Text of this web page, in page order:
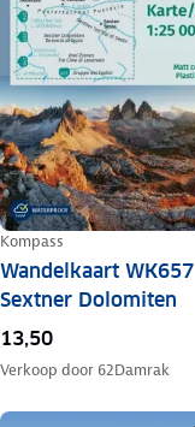
Kompass
Wandelkaart WK657
Sextner Dolomiten
13,50
Verkoop door 62Damrak